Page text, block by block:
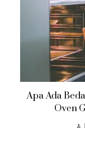
Apa Ada
Oven